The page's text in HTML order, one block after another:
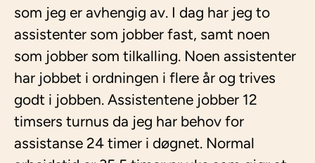
som jeg er avhengig av. I dag har jeg to
assistenter som jobber fast, samt noen
som jobber som tilkalling. Noen assistenter
har jobbet i ordningen i flere år og trives
godt i jobben. Assistentene jobber 12
timsers turnus da jeg har behov for
assistanse 24 timer i døgnet. Normal